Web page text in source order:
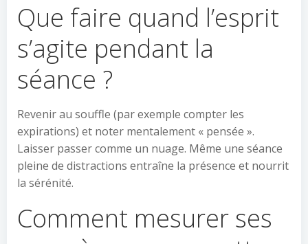
Que faire quand l’esprit
s’agite pendant la
séance ?
Revenir au souffle (par exemple compter les
expirations) et noter mentalement « pensée ».
Laisser passer comme un nuage. Même une séance
pleine de distractions entraîne la présence et nourrit
la sérénité.
Comment mesurer ses